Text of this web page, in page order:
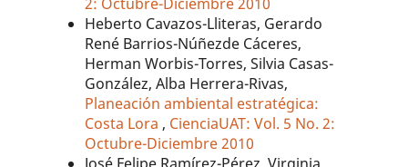
Heberto Cavazos-Lliteras, Gerardo
René Barrios-Núñezde Cáceres,
Herman Worbis-Torres, Silvia Casas-
González, Alba Herrera-Rivas,
Planeación ambiental estratégica:
Costa Lora , CienciaUAT: Vol. 5 No. 2:
Octubre-Diciembre 2010